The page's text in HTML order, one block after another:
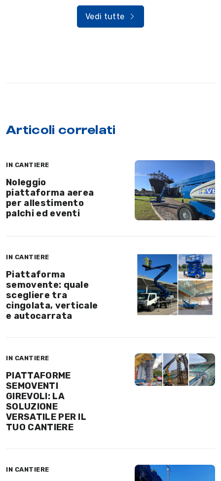
Vedi tutte
Articoli correlati
IN CANTIERE
Noleggio
piattaforma aerea
per allestimento
palchi ed eventi
IN CANTIERE
Piattaforma
semovente: quale
scegliere tra
cingolata, verticale
e autocarrata
IN CANTIERE
PIATTAFORME
SEMOVENTI
GIREVOLI: LA
SOLUZIONE
VERSATILE PER IL
TUO CANTIERE
IN CANTIERE